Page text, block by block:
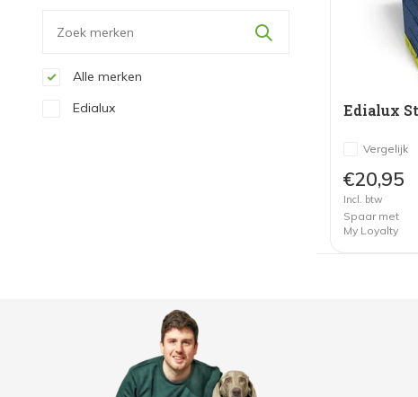
Alle merken
Edialux
Edialux
Vergelijk
€20,95
Incl. btw
Spaar met
My Loyalty